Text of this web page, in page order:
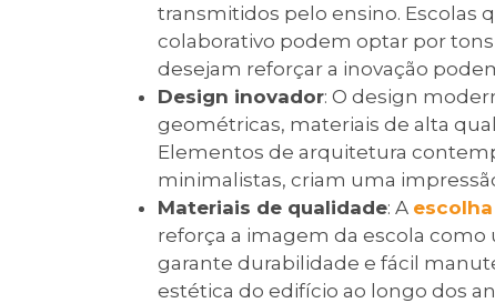
transmitidos pelo ensino.
colaborativo podem optar por
desejam reforçar a inovação
Design inovador: O design
geométricas, materiais de alta
Elementos de arquitetura
minimalistas, criam uma
Materiais de qualidade: A
reforça a imagem da escola
garante durabilidade e fácil
estética do edifício ao longo dos